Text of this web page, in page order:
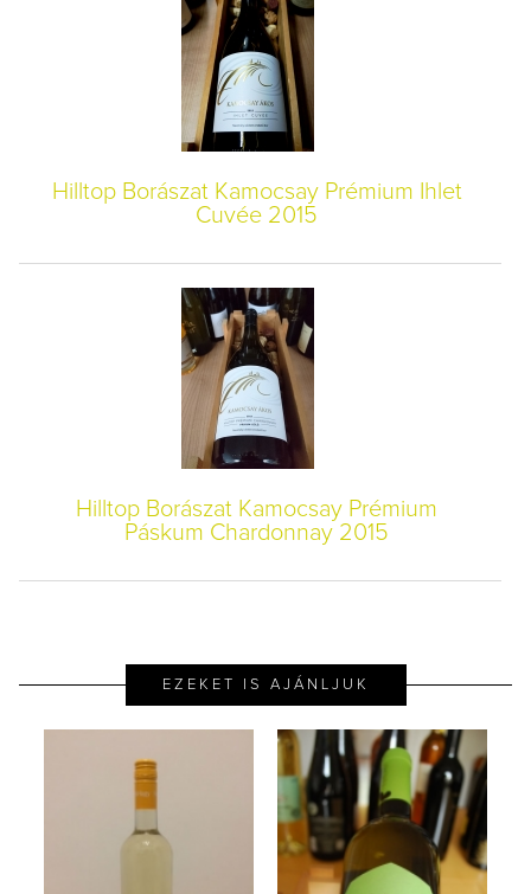
Hilltop Borászat Kamocsay Prémium Ihlet
Cuvée 2015
Hilltop Borászat Kamocsay Prémium
Páskum Chardonnay 2015
EZEKET IS AJÁNLJUK